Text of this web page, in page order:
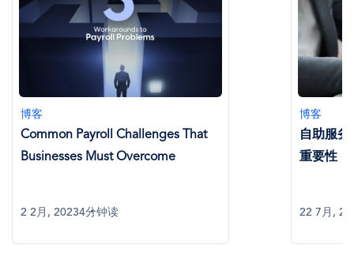
博客
Common Payroll Challenges That
Businesses Must Overcome
2 2月, 20234分钟读
博客
自助服
重要性
22 7月,